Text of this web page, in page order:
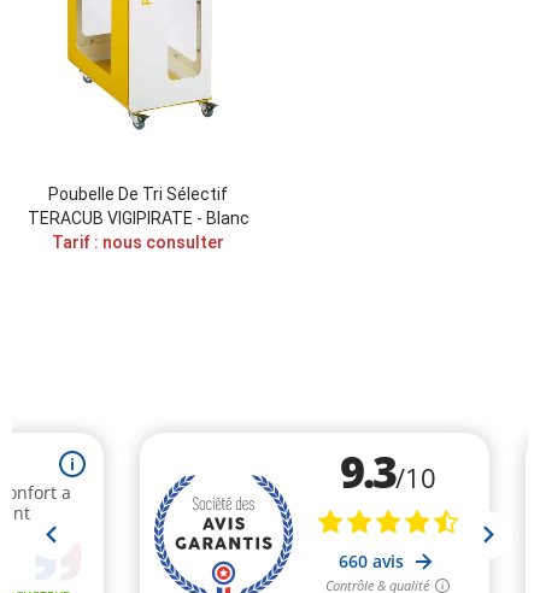
Poubelle De Tri Sélectif
TERACUB VIGIPIRATE - Blanc
Tarif : nous consulter